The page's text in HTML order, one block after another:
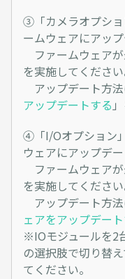
③「カメラオプシ
ームウェアにアップ
ファームウェア
を実施してください
アップデート方
アップデートする
④「I/Oオプション
ウェアにアップデー
ファームウェア
を実施してください
アップデート方
ェアをアップデー
※IOモジュールを2
の選択肢で切り替
てください。